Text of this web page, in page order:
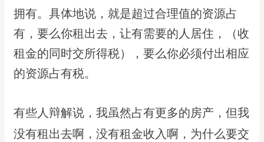
拥有。具体地说，就是超过合理值的资源占
有，要么你租出去，让有需要的⼈居住，（收
租⾦的同时交所得税），要么你必须付出相应
的资源占有税。
有些⼈辩解说，我虽然占有更多的房产，但我
没有租出去啊，没有租⾦收⼊啊，为什么要交